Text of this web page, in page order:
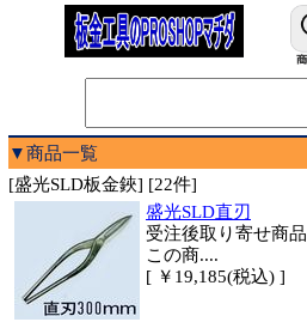
▼商品一覧
[盛光SLD板金鋏] [22件]
盛光SLD直刃
受注後取り寄せ商品
この商....
[ ￥19,185(税込) ]